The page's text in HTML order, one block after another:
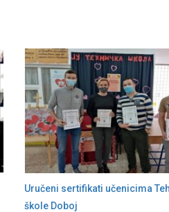
Uručeni sertifikati učenicima
škole Doboj